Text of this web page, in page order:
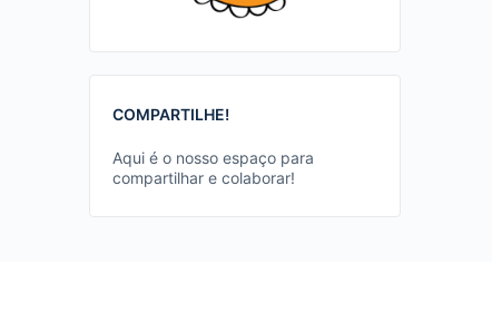
COMPARTILHE!
Aqui é o nosso espaço para
compartilhar e colaborar!